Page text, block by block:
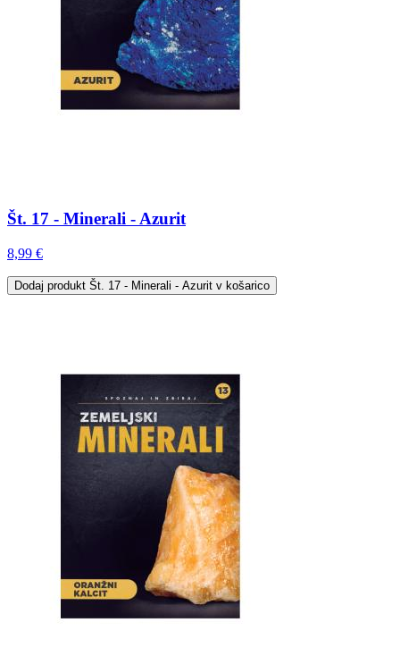
Št. 17 - Minerali - Azurit
8,99 €
Dodaj produkt Št. 17 - Minerali - Azurit v košarico